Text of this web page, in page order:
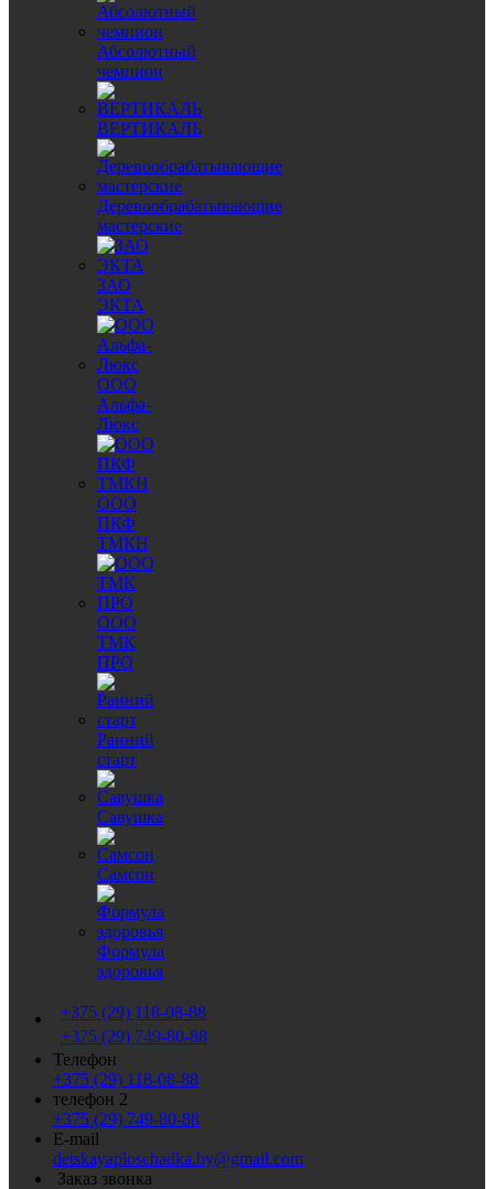
Абсолютный
чемпион
ВЕРТИКАЛЬ
Деревообрабатывающие
мастерские
ЗАО
ЭКТА
ООО
Альфа-
Люкс
ООО
ПКФ
ТМКН
ООО
ТМК
ПРО
Ранний
старт
Савушка
Самсон
Формула
здоровья
+375 (29) 118-08-88
+375 (29) 749-80-88
Телефон
+375 (29) 118-08-88
телефон 2
+375 (29) 749-80-88
E-mail
detskayaploschadka.by@gmail.com
Заказ звонка